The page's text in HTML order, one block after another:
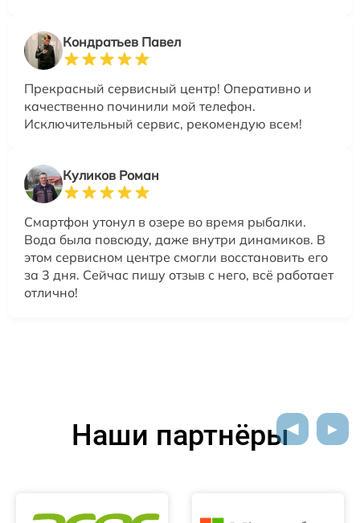
Кондратьев Павел
Прекрасный сервисный центр! Оперативно и
качественно починили мой телефон.
Исключительный сервис, рекомендую всем!
Куликов Роман
Смартфон утонул в озере во время рыбалки.
Вода была повсюду, даже внутри динамиков. В
этом сервисном центре смогли восстановить его
за 3 дня. Сейчас пишу отзыв с него, всё работает
отлично!
Наши партнёры